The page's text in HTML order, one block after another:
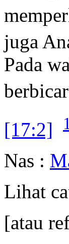
juga
Pada
[17:2]
1
Nas :
Lihat
[atau